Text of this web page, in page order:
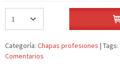
Categoría: Chapas profesiones | Tags:
Comentarios